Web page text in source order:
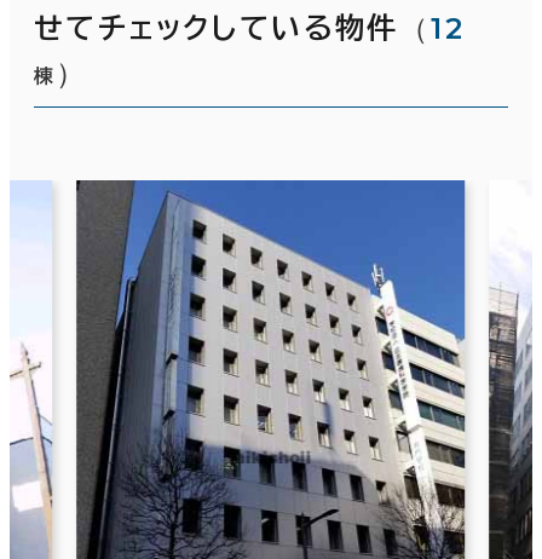
せてチェックしている物件
（12
棟 ）